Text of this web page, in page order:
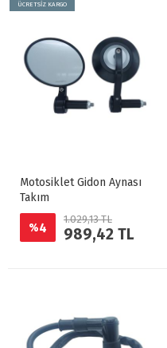
ÜCRETSİZ KARGO
Motosiklet Gidon Aynası
Takım
%4
1.029,13 TL
989,42 TL